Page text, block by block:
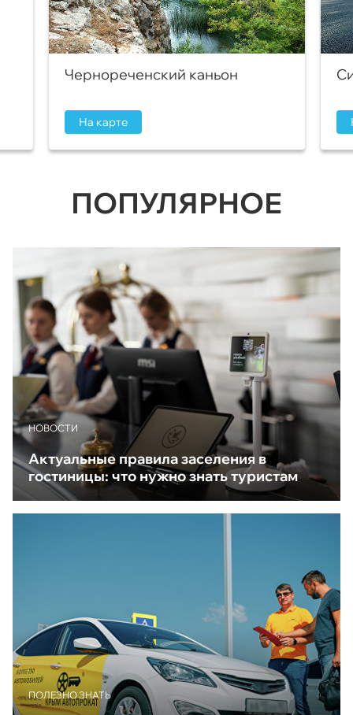
Чернореченский каньон
На карте
ПОПУЛЯРНОЕ
НОВОСТИ
Актуальные правила заселения в
гостиницы: что нужно знать туристам
ПОЛЕЗНО ЗНАТЬ